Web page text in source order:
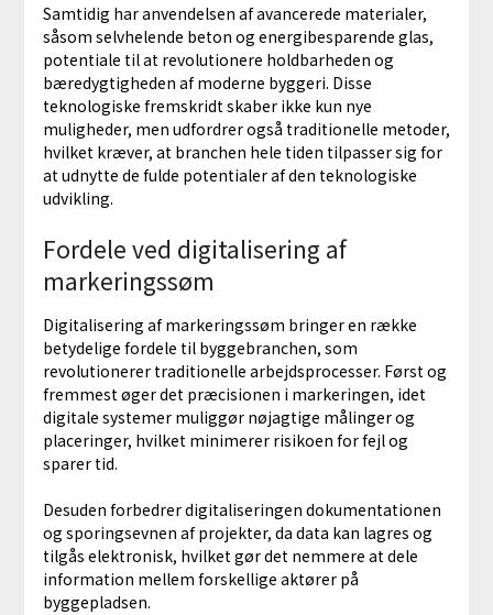
Samtidig har anvendelsen af avancerede materialer,
såsom selvhelende beton og energibesparende glas,
potentiale til at revolutionere holdbarheden og
bæredygtigheden af moderne byggeri. Disse
teknologiske fremskridt skaber ikke kun nye
muligheder, men udfordrer også traditionelle metoder,
hvilket kræver, at branchen hele tiden tilpasser sig for
at udnytte de fulde potentialer af den teknologiske
udvikling.
Fordele ved digitalisering af
markeringssøm
Digitalisering af markeringssøm bringer en række
betydelige fordele til byggebranchen, som
revolutionerer traditionelle arbejdsprocesser. Først og
fremmest øger det præcisionen i markeringen, idet
digitale systemer muliggør nøjagtige målinger og
placeringer, hvilket minimerer risikoen for fejl og
sparer tid.
Desuden forbedrer digitaliseringen dokumentationen
og sporingsevnen af projekter, da data kan lagres og
tilgås elektronisk, hvilket gør det nemmere at dele
information mellem forskellige aktører på
byggepladsen.